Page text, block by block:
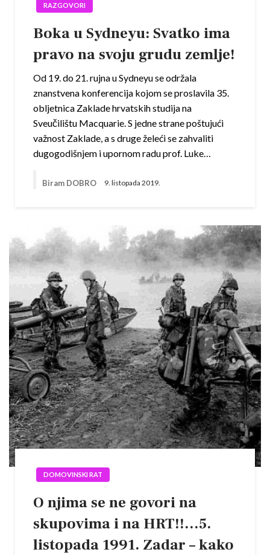
RAZGOVORI
Boka u Sydneyu: Svatko ima
pravo na svoju grudu zemlje!
Od 19. do 21. rujna u Sydneyu se održala
znanstvena konferencija kojom se proslavila 35.
obljetnica Zaklade hrvatskih studija na
Sveučilištu Macquarie. S jedne strane poštujući
važnost Zaklade, a s druge želeći se zahvaliti
dugogodišnjem i upornom radu prof. Luke…
Biram DOBRO 9. listopada 2019.
DOMOVINSKI RAT
O njima se ne govori na
skupovima i na HRT!!…5.
listopada 1991. Zadar – kako